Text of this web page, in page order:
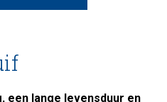
een lange levensduur en